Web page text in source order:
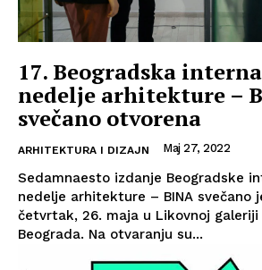
17. Beogradska
nedelje arhitekture –
svečano otvorena
ARHITEKTURA I DIZAJN Maj 27, 2022
Sedamnaesto izdanje Beogradske
nedelje arhitekture – BINA svečano
četvrtak, 26. maja u Likovnoj
Beograda. Na otvaranju su...